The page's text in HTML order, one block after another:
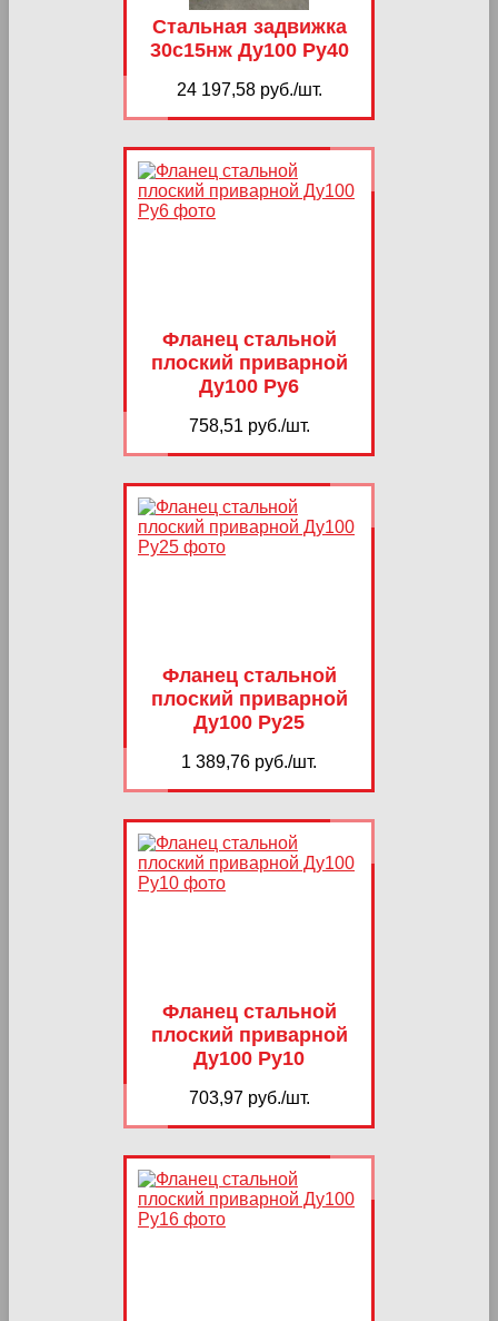
Стальная задвижка
30с15нж Ду100 Ру40
24 197,58 руб./шт.
Фланец стальной
плоский приварной
Ду100 Ру6
758,51 руб./шт.
Фланец стальной
плоский приварной
Ду100 Ру25
1 389,76 руб./шт.
Фланец стальной
плоский приварной
Ду100 Ру10
703,97 руб./шт.